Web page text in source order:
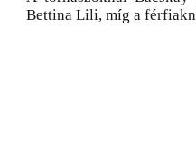
Bettina Lili, míg a